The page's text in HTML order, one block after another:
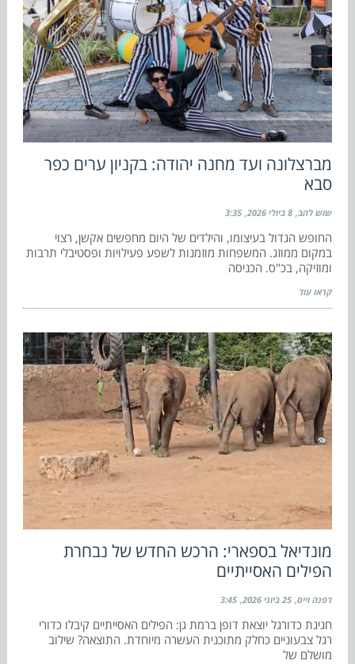
מברצלונה ועד מחנה יהודה: בקניון ערים כפר
סבא
שוש להב 8 ביולי 2026 3:35
החופש הגדול בעיצומו, והילדים של היום מחפשים אקשן, רצוי
במקום ממוזג. המשפחות מוזמנות לשפע פעילויות ופסטיבלי תרבות
ומוזיקה, בכ"ס. הכניסה
קראו עוד
מונדיאל בספארי: הרכש החדש של נבחרת
הפילים האסייתיים
דפנה וייס 25 ביוני 2026 3:45
חגיגת כדורגל יוצאת דופן ברמת גן: הפילים האסייתיים קיבלו כדורי
רגל צבעוניים כחלק מתוכנית העשרה מיוחדת. התוצאה? שילוב
מושלם של